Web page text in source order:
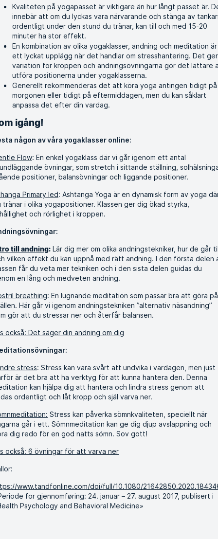
Kvaliteten på yogapasset är viktigare än hur långt passet är.
innebär att om du lyckas vara närvarande och stänga av
ordentligt under den stund du tränar, kan till och med 15-20
minuter ha stor effekt.
En kombination av olika yogaklasser, andning och meditation är
ett lyckat upplägg när det handlar om stresshantering. Det ger
variation för kroppen och andningsövningarna gör det lättare
utföra positionerna under yogaklasserna.
Generellt rekommenderas det att köra yoga antingen tidigt på
morgonen eller tidigt på eftermiddagen, men du kan såklart
anpassa det efter din vardag.
igång!
någon av våra yogaklasser online:
Flow: En enkel yogaklass där vi går igenom ett antal
övningar, som stretch i sittande ställning,
positioner, balansövningar och liggande positioner.
Primary led: Ashtanga Yoga är en dynamisk form av yoga
tränar i olika yogapositioner. Klassen ger dig ökad styrka,
och rörlighet i kroppen.
till andning: Lär dig mer om olika andningstekniker, hur de går
vilken effekt du kan uppnå med rätt andning. I den första delen
får du veta mer tekniken och i den sista delen guidas du
en lång och medveten andning.
breathing: En lugnande meditation som passar bra att göra på
Här går vi igenom andningstekniken ”alternativ näsandning”
gör att du stressar ner och återfår balansen.
också: Det säger din andning om dig
stress: Stress kan vara svårt att undvika i vardagen, men just
är det bra att ha verktyg för att kunna hantera den. Denna
kan hjälpa dig att hantera och lindra stress genom att
ordentligt och låt kropp och själ varva ner.
Stress kan påverka sömnkvaliteten, speciellt när
går i ett. Sömnmeditation kan ge dig djup avslappning och
dig redo för en god natts sömn. Sov gott!
också: 6 övningar för att varva ner
www.tandfonline.com/doi/full/10.1080/
for gjennomføring: 24. januar – 27. august 2017, publisert i
Psychology and Behavioral Medicine»